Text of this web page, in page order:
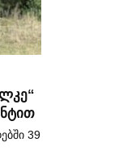
39